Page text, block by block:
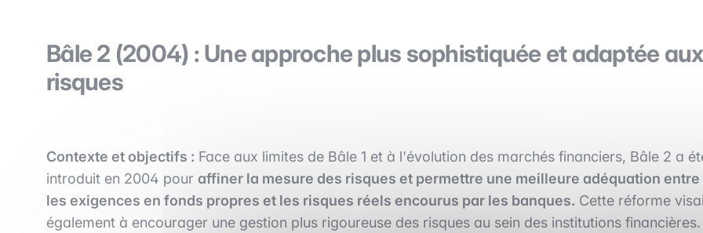
Bâle 2 (2004) : Une approche plus sophistiquée et adaptée aux
risques
Contexte et objectifs : Face aux limites de Bâle 1 et à l'évolution des marchés financiers, Bâle 2 a
introduit en 2004 pour affiner la mesure des risques et permettre une meilleure adéquation entre
les exigences en fonds propres et les risques réels encourus par les banques. Cette réforme
également à encourager une gestion plus rigoureuse des risques au sein des institutions financières.